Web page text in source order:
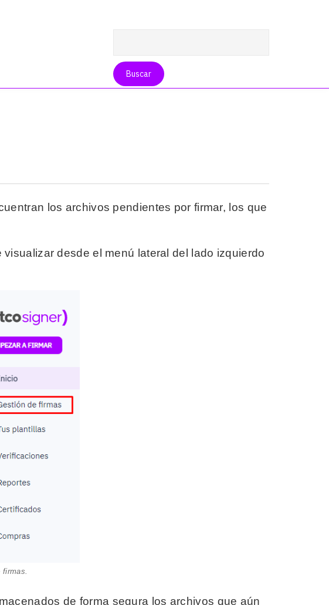
los archivos pendientes por firmar, los que
visualizar desde el menú lateral del lado izquierdo
firmas.
de forma segura los archivos que aún